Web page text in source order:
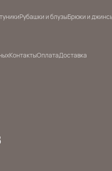
Рубашки и блузыБрюки и
КонтактыОплатаДоставка